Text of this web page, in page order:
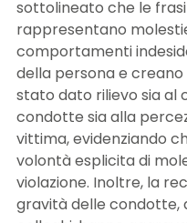
sottolineato che le
rappresentano
comportamenti
della persona e
stato dato rilievo sia al
condotte sia alla
vittima, evidenziando
volontà esplicita di
violazione. Inoltre, la
gravità delle condotte,